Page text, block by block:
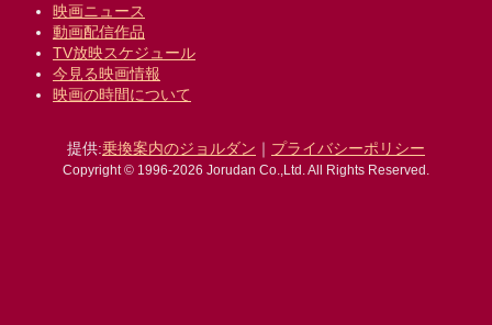
映画ニュース
動画配信作品
TV放映スケジュール
今見る映画情報
映画の時間について
提供:乗換案内のジョルダン ｜ プライバシーポリシー
Copyright © 1996-2026 Jorudan Co.,Ltd. All Rights Reserved.